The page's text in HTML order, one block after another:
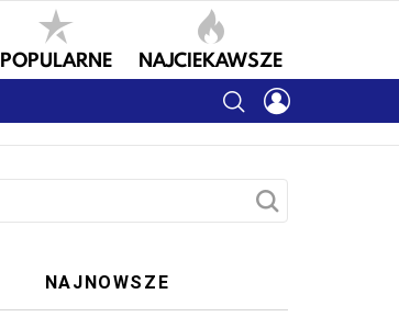
POPULARNE NAJCIEKAWSZE
SEARCH
NAJNOWSZE